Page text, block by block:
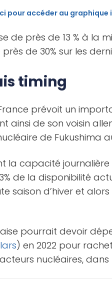
pour accéder au
de près de 13 % à la
de 30% sur les
timing
prévoit un
ainsi de son voisin
de Fukushima
la capacité
de la disponibilité
saison d’hiver et alors
pourrait devoir
) en 2022 pour
nucléaires, dans